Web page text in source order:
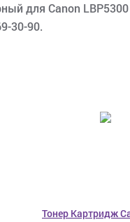
для Canon
30-90.
Тонер Картридж